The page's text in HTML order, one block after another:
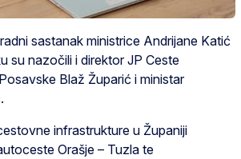
sastanak ministrice Andrijane Katić
su nazočili i direktor JP Ceste
Blaž Župarić i ministar
infrastrukture u Županiji
Orašje – Tuzla te